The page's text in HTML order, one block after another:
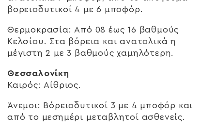
βορειοδυτικοί 4 με 6 μποφόρ.
Θερμοκρασία: Από 08 έως 16 βαθμούς
Κελσίου. Στα βόρεια και ανατολικά η
μέγιστη 2 με 3 βαθμούς χαμηλότερη.
Θεσσαλονίκη
Καιρός: Αίθριος.
Άνεμοι: Βόρειοδυτικοί 3 με 4 μποφόρ και
από το μεσημέρι μεταβλητοί ασθενείς.